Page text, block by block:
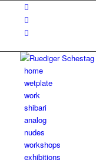
home
wetplate
work
shibari
analog
nudes
workshops
exhibitions